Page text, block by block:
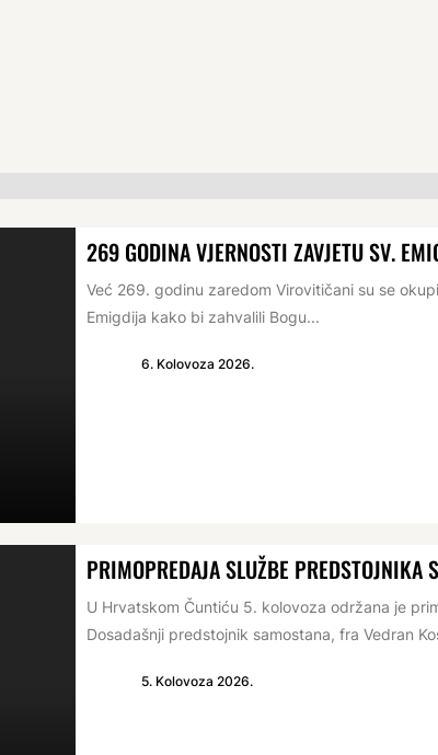
269 GODINA VJERNOSTI ZAVJETU SV.
Već 269. godinu zaredom Virovitičani su se
Emigdija kako bi zahvalili Bogu...
6. Kolovoza 2026.
PRIMOPREDAJA SLUŽBE PREDSTOJNIKA
U Hrvatskom Čuntiću 5. kolovoza održana je
Dosadašnji predstojnik samostana, fra Vedran
5. Kolovoza 2026.